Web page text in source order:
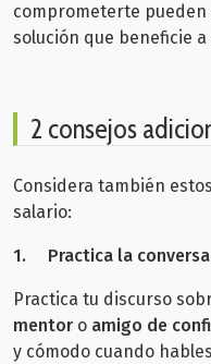
comprometerte
solución que beneficie
2 consejos
Considera también estos
salario:
1. Practica la
Practica tu discurso
mentor o amigo de
y cómodo cuando